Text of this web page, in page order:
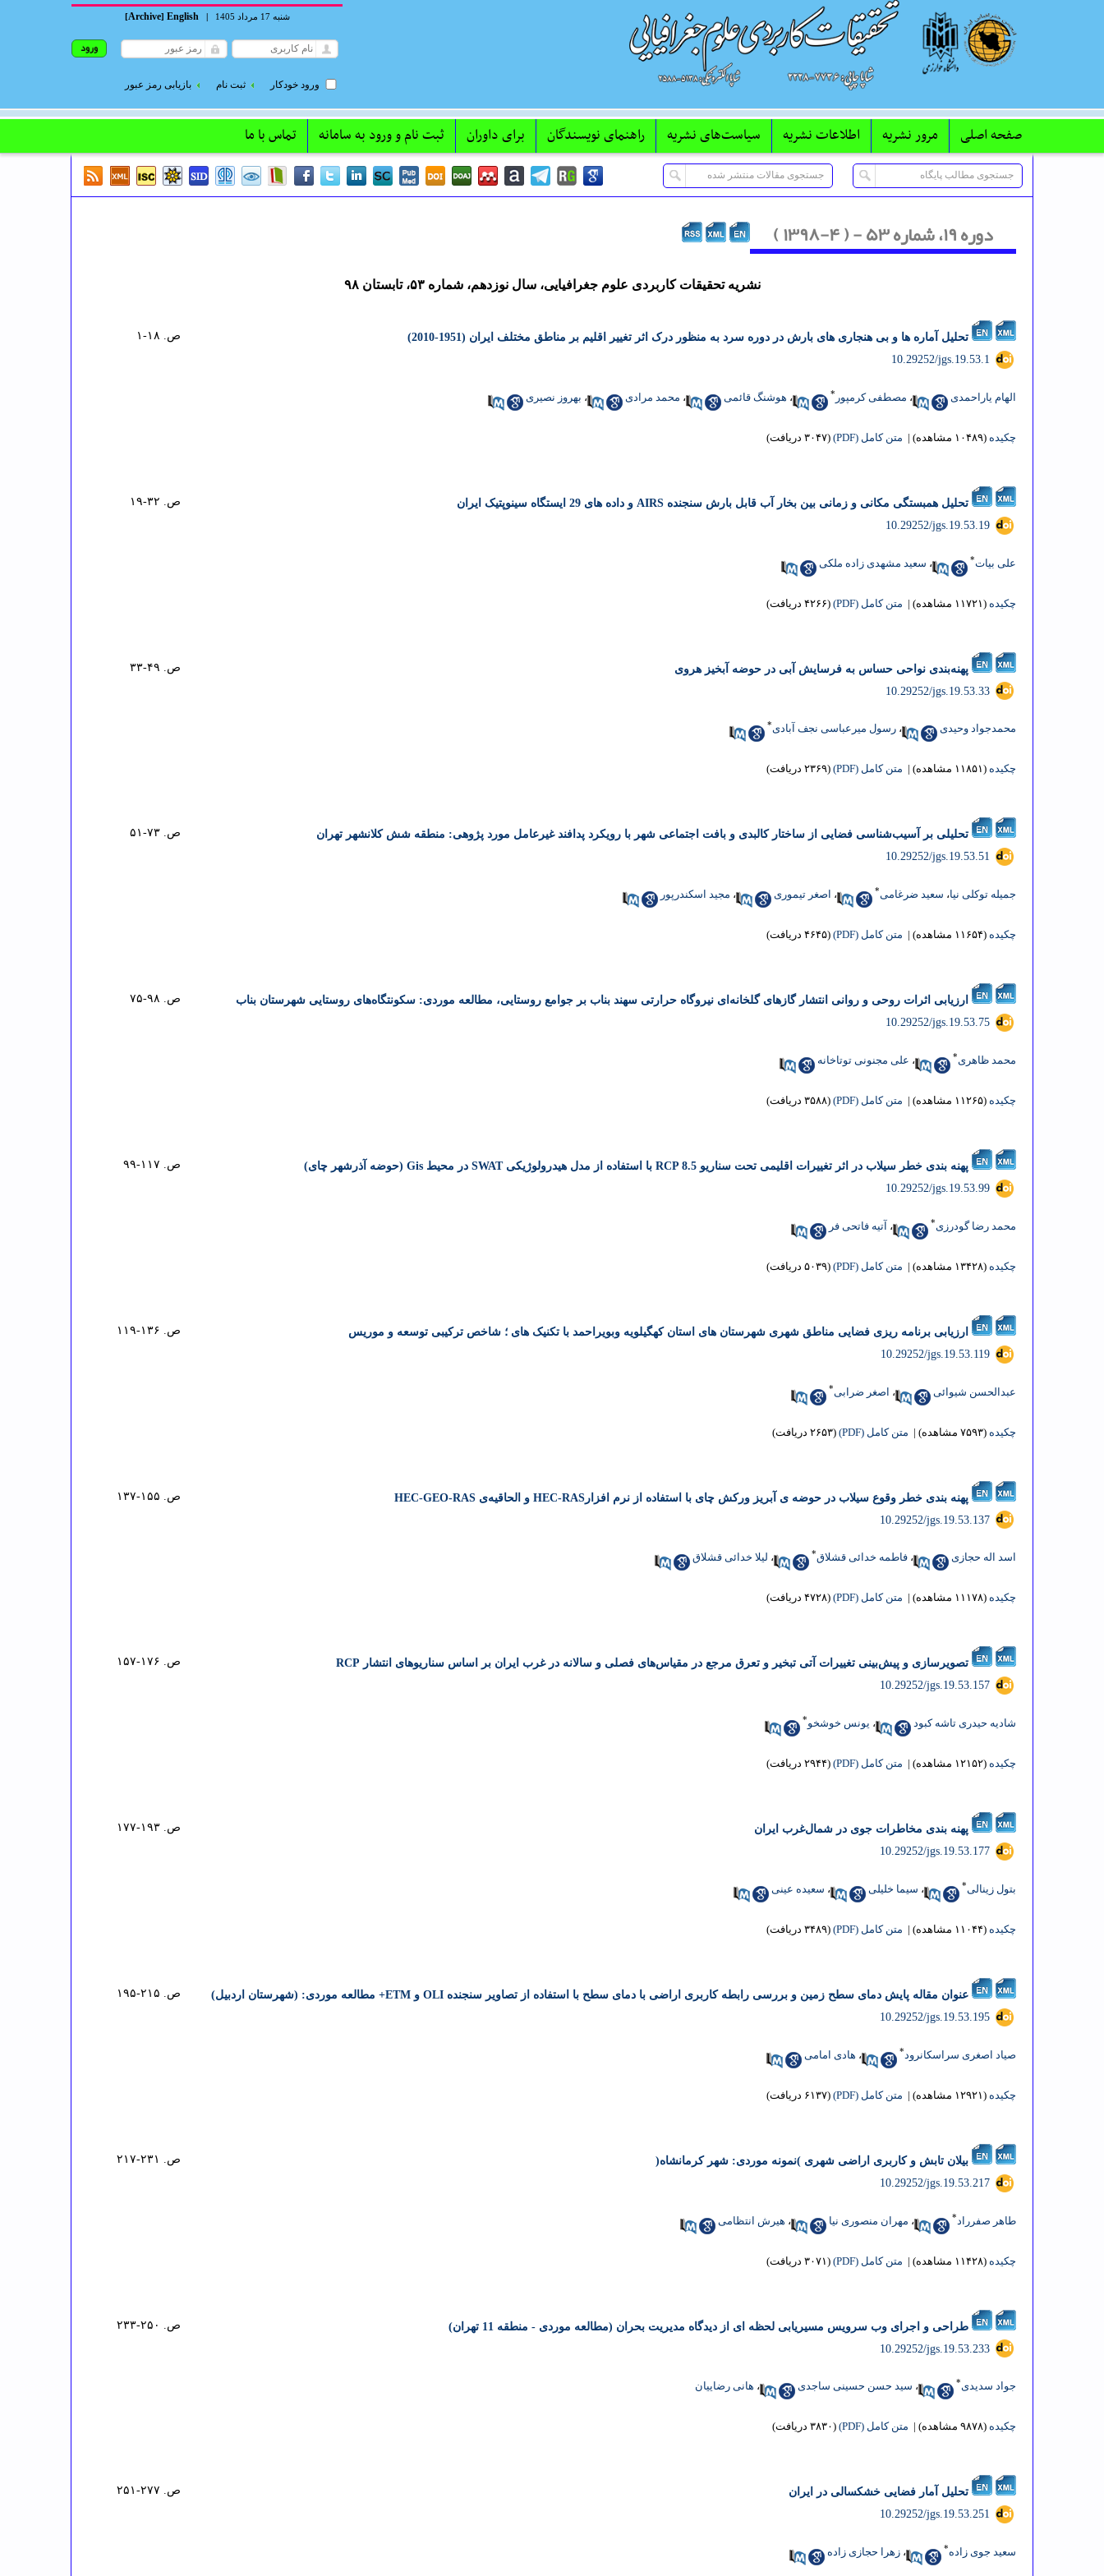
شنبه 17 مرداد 1405 |
English
[Archive]
ورود خودکار ثبت نام بازیابی رمز عبور
صفحه اصلی مرور نشریه اطلاعات نشریه سیاست‌های نشریه راهنمای نویسندگان برای داوران ثبت نام و ورود به سامانه تماس با ما
دوره ۱۹، شماره ۵۳ - ( ۴-۱۳۹۸ )
نشریه تحقیقات کاربردی علوم جغرافیایی، سال نوزدهم، شماره ۵۳، تابستان ۹۸
تحلیل آماره ها و بی هنجاری های بارش در دوره سرد به منظور درک اثر تغییر اقلیم بر مناطق مختلف ایران (1951-2010)
ص. ۱۸-۱
‎ 10.29252/jgs.19.53.1
الهام یاراحمدی ، مصطفی کرمپور * ، هوشنگ قائمی ، محمد مرادی ، بهروز نصیری
چکیده (۱۰۴۸۹ مشاهده) | متن کامل (PDF) (۳۰۴۷ دریافت)
تحلیل همبستگی مکانی و زمانی بین بخار آب قابل بارش سنجنده AIRS و داده های 29 ایستگاه سینوپتیک ایران
ص. ۳۲-۱۹
‎ 10.29252/jgs.19.53.19
علی بیات* ، سعید مشهدی زاده ملکی
چکیده (۱۱۷۲۱ مشاهده) | متن کامل (PDF) (۴۲۶۶ دریافت)
پهنه‌بندی نواحی حساس به فرسایش آبی در حوضه آبخیز هروی
ص. ۴۹-۳۳
‎ 10.29252/jgs.19.53.33
محمدجواد وحیدی ، رسول میرعباسی نجف آبادی*
چکیده (۱۱۸۵۱ مشاهده) | متن کامل (PDF) (۲۳۶۹ دریافت)
تحلیلی بر آسیب‌شناسی فضایی از ساختار کالبدی و بافت اجتماعی شهر با رویکرد پدافند غیرعامل مورد پژوهی: منطقه شش کلانشهر تهران
ص. ۷۳-۵۱
‎ 10.29252/jgs.19.53.51
جمیله توکلی نیا، سعید ضرغامی* ، اصغر تیموری ، مجید اسکندرپور
چکیده (۱۱۶۵۴ مشاهده) | متن کامل (PDF) (۴۶۴۵ دریافت)
ارزیابی اثرات روحی و روانی انتشار گاز‌های گلخانه‌ای نیروگاه حرارتی سهند بناب بر جوامع روستایی، مطالعه موردی: سکونتگاه‌های روستایی شهرستان بناب
ص. ۹۸-۷۵
‎ 10.29252/jgs.19.53.75
محمد ظاهری* ، علی مجنونی توتاخانه
چکیده (۱۱۲۶۵ مشاهده) | متن کامل (PDF) (۳۵۸۸ دریافت)
پهنه بندی خطر سیلاب در اثر تغییرات اقلیمی تحت سناریو RCP 8.5 با استفاده از مدل هیدرولوژیکی SWAT در محیط Gis (حوضه آذرشهر چای)
ص. ۱۱۷-۹۹
‎ 10.29252/jgs.19.53.99
محمد رضا گودرزی* ، آتیه فاتحی فر
چکیده (۱۳۴۲۸ مشاهده) | متن کامل (PDF) (۵۰۳۹ دریافت)
ارزیابی برنامه ریزی فضایی مناطق شهری شهرستان های استان کهگیلویه وبویراحمد با تکنیک های ؛ شاخص ترکیبی توسعه و موریس
ص. ۱۳۶-۱۱۹
‎ 10.29252/jgs.19.53.119
عبدالحسن شیوائی ، اصغر ضرابی*
چکیده (۷۵۹۳ مشاهده) | متن کامل (PDF) (۲۶۵۳ دریافت)
پهنه بندی خطر وقوع سیلاب در حوضه ی آبریز ورکش چای با استفاده از نرم افزار‌HEC-RAS و الحاقیه‌ی HEC-GEO-RAS
ص. ۱۵۵-۱۳۷
‎ 10.29252/jgs.19.53.137
اسد اله حجازی ، فاطمه خدائی قشلاق* ، لیلا خدائی قشلاق
چکیده (۱۱۱۷۸ مشاهده) | متن کامل (PDF) (۴۷۲۸ دریافت)
تصویرسازی و پیش‌بینی تغییرات آتی تبخیر و تعرق مرجع در مقیاس‌های فصلی و سالانه در غرب ایران بر اساس سناریوهای انتشار RCP
ص. ۱۷۶-۱۵۷
‎ 10.29252/jgs.19.53.157
شادیه حیدری تاشه کبود ، یونس خوشخو*
چکیده (۱۲۱۵۲ مشاهده) | متن کامل (PDF) (۲۹۴۴ دریافت)
پهنه ‌بندی مخاطرات جوی در شمال‌غرب ایران
ص. ۱۹۳-۱۷۷
‎ 10.29252/jgs.19.53.177
بتول زینالی* ، سیما خلیلی ، سعیده عینی
چکیده (۱۱۰۴۴ مشاهده) | متن کامل (PDF) (۳۴۸۹ دریافت)
عنوان مقاله پایش دمای سطح زمین و بررسی رابطه کاربری اراضی با دمای سطح با استفاده از تصاویر سنجنده OLI و ETM+ مطالعه موردی: (شهرستان اردبیل)
ص. ۲۱۵-۱۹۵
‎ 10.29252/jgs.19.53.195
صیاد اصغری سراسکانرود * ، هادی امامی
چکیده (۱۲۹۲۱ مشاهده) | متن کامل (PDF) (۶۱۳۷ دریافت)
بیلان تابش و کاربری اراضی شهری )نمونه موردی: شهر کرمانشاه(
ص. ۲۳۱-۲۱۷
‎ 10.29252/jgs.19.53.217
طاهر صفرراد * ، مهران منصوری نیا ، هیرش انتظامی
چکیده (۱۱۴۲۸ مشاهده) | متن کامل (PDF) (۳۰۷۱ دریافت)
طراحی و اجرای وب سرویس مسیریابی لحظه ای از دیدگاه مدیریت بحران (مطالعه موردی - منطقه 11 تهران)
ص. ۲۵۰-۲۳۳
‎ 10.29252/jgs.19.53.233
جواد سدیدی* ، سید حسن حسینی ساجدی ، هانی رضاییان
چکیده (۹۸۷۸ مشاهده) | متن کامل (PDF) (۳۸۳۰ دریافت)
تحلیل آمار فضایی خشکسالی در ایران
ص. ۲۷۷-۲۵۱
‎ 10.29252/jgs.19.53.251
سعید جوی زاده* ، زهرا حجازی زاده